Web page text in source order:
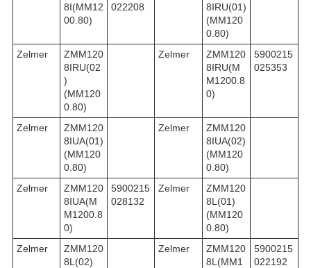
8I(MM12
00.80)
022208
8IRU(01)
(MM120
0.80)
Zelmer
ZMM120
8IRU(02
)
(MM120
0.80)
Zelmer
ZMM120
8IRU(M
M1200.8
0)
5900215
025353
Zelmer
ZMM120
8IUA(01)
(MM120
0.80)
Zelmer
ZMM120
8IUA(02)
(MM120
0.80)
Zelmer
ZMM120
8IUA(M
M1200.8
0)
5900215
028132
Zelmer
ZMM120
8L(01)
(MM120
0.80)
Zelmer
ZMM120
8L(02)
Zelmer
ZMM120
8L(MM1
5900215
022192